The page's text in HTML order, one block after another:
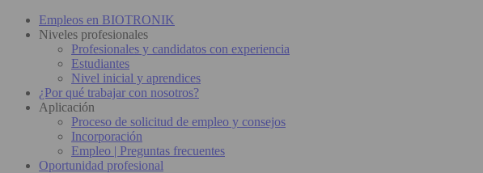
Empleos en BIOTRONIK
Niveles profesionales
Profesionales y candidatos con experiencia
Estudiantes
Nivel inicial y aprendices
¿Por qué trabajar con nosotros?
Aplicación
Proceso de solicitud de empleo y consejos
Incorporación
Empleo | Preguntas frecuentes
Oportunidad profesional